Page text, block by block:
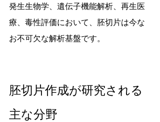
発生生物学、遺伝子機能解析、再生医
療、毒性評価において、胚切片は今な
お不可欠な解析基盤です。
胚切片作成が研究される
主な分野